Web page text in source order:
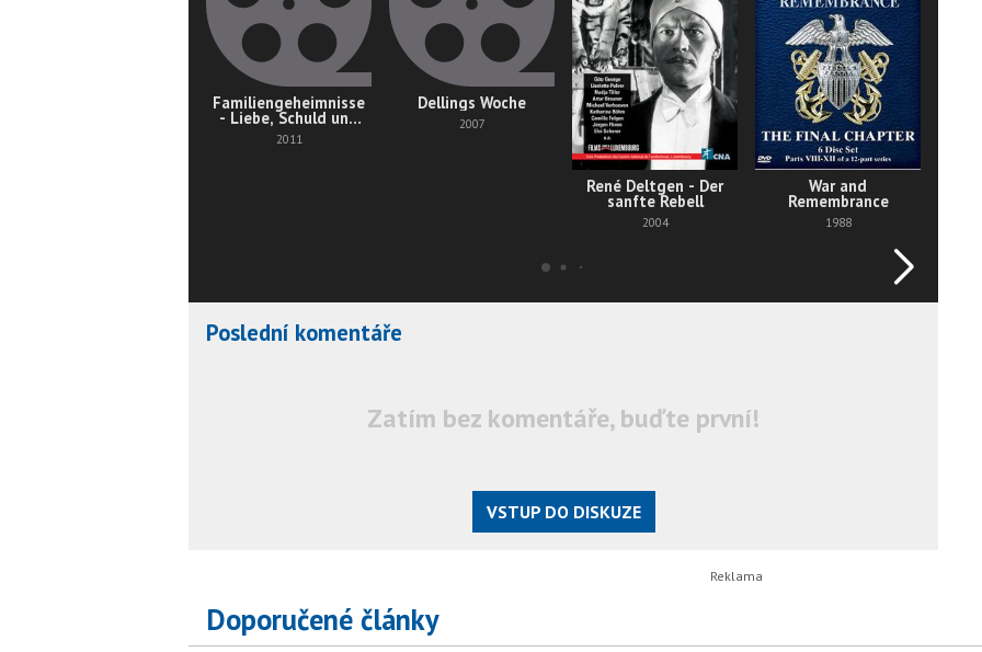
Familiengeheimnisse
- Liebe, Schuld und
Tod
2011
Dellings Woche
2007
René Deltgen - Der
sanfte Rebell
2004
War and
Remembrance
1988
Poslední komentáře
Zatím bez komentáře, buďte první!
VSTUP DO DISKUZE
Doporučené články